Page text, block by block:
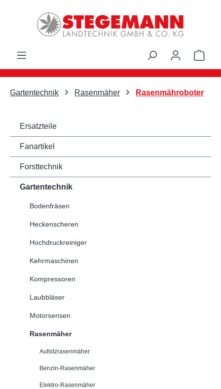
Zum Hauptinhalt springen
Gartentechnik Rasenmäher Rasenmähroboter
Ersatzteile
Fanartikel
Forsttechnik
Gartentechnik
Bodenfräsen
Heckenscheren
Hochdruckreiniger
Kehrmaschinen
Kompressoren
Laubbläser
Motorsensen
Rasenmäher
Aufsitzrasenmäher
Benzin-Rasenmäher
Elektro-Rasenmäher